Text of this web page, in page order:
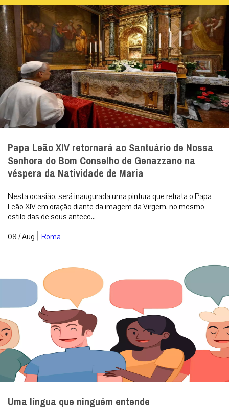
Papa Leão XIV retornará ao Santuário de Nossa
Senhora do Bom Conselho de Genazzano na
véspera da Natividade de Maria
Nesta ocasião, será inaugurada uma pintura que retrata o Papa
Leão XIV em oração diante da imagem da Virgem, no mesmo
estilo das de seus antece...
08 / Aug | Roma
Uma língua que ninguém entende